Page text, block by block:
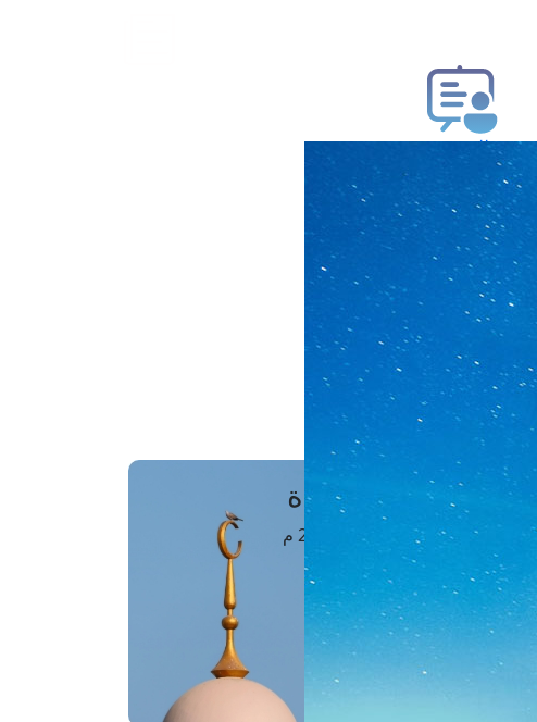
طلب فتوى
استعلام عن فتوى
حجز موعد
الفتوى الهاتفية
مَواقِيتُ الصَّـــلاة
القاهرة · 07 أغسطس 2026 م
الفجر
4 :41
الشروق